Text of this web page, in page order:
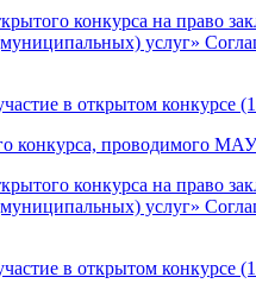
конкурса на
услуг»
в открытом конкурсе
конкурса, проводимого
конкурса на
услуг»
в открытом конкурсе